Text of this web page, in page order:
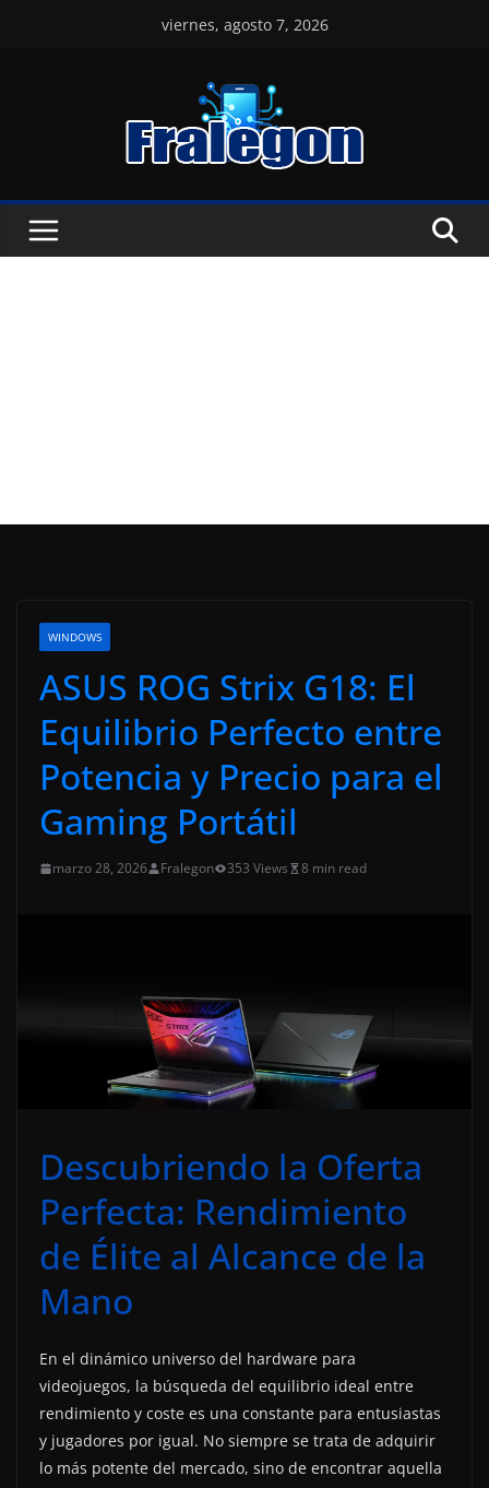
viernes, agosto 7, 2026
WINDOWS
ASUS ROG Strix G18: El
Equilibrio Perfecto entre
Potencia y Precio para el
Gaming Portátil
marzo 28, 2026 Fralegon 353 Views 8 min read
Descubriendo la Oferta
Perfecta: Rendimiento
de Élite al Alcance de la
Mano
En el dinámico universo del hardware para
videojuegos, la búsqueda del equilibrio ideal entre
rendimiento y coste es una constante para entusiastas
y jugadores por igual. No siempre se trata de adquirir
lo más potente del mercado, sino de encontrar aquella